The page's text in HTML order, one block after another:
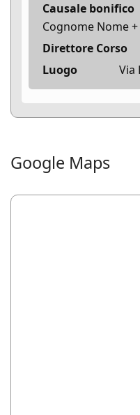
Causale bonifico
Cognome Nome
Direttore Corso
Luogo
Via
Google Maps